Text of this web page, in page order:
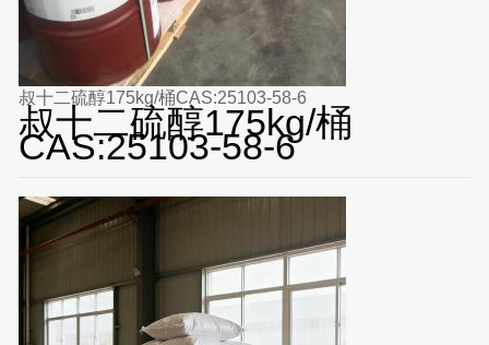
叔十二硫醇175kg/桶CAS:25103-58-6
叔十二硫醇175kg/桶
CAS:25103-58-6